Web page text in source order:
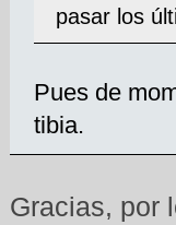
pasar los
Pues de
tibia.
Gracias, por